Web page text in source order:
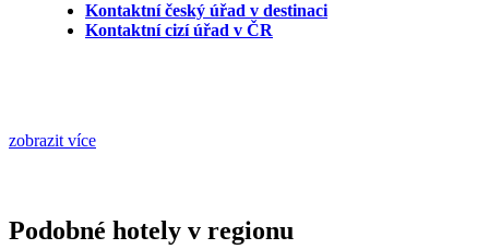
Kontaktní český úřad v destinaci
Kontaktní cizí úřad v ČR
zobrazit více
Podobné hotely v regionu